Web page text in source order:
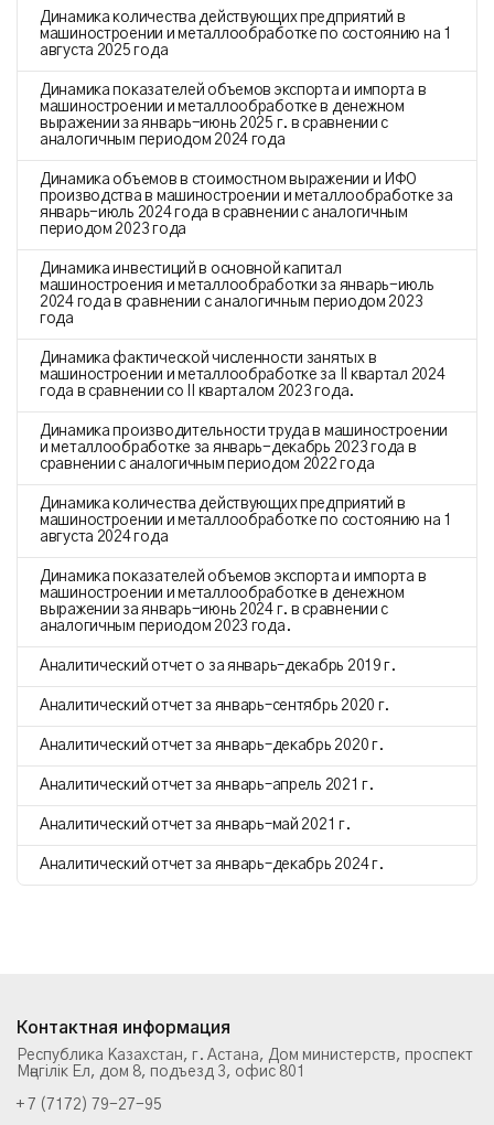
Динамика количества действующих предприятий в
машиностроении и металлообработке по состоянию на 1
августа 2025 года
Динамика показателей объемов экспорта и импорта в
машиностроении и металлообработке в денежном
выражении за январь-июнь 2025 г. в сравнении с
аналогичным периодом 2024 года
Динамика объемов в стоимостном выражении и ИФО
производства в машиностроении и металлообработке за
январь-июль 2024 года в сравнении с аналогичным
периодом 2023 года
Динамика инвестиций в основной капитал
машиностроения и металлообработки за январь-июль
2024 года в сравнении с аналогичным периодом 2023
года
Динамика фактической численности занятых в
машиностроении и металлообработке за II квартал 2024
года в сравнении со II кварталом 2023 года.
Динамика производительности труда в машиностроении
и металлообработке за январь-декабрь 2023 года в
сравнении с аналогичным периодом 2022 года
Динамика количества действующих предприятий в
машиностроении и металлообработке по состоянию на 1
августа 2024 года
Динамика показателей объемов экспорта и импорта в
машиностроении и металлообработке в денежном
выражении за январь-июнь 2024 г. в сравнении с
аналогичным периодом 2023 года.
Аналитический отчет о за январь–декабрь 2019 г.
Аналитический отчет за январь–сентябрь 2020 г.
Аналитический отчет за январь–декабрь 2020 г.
Аналитический отчет за январь–апрель 2021 г.
Аналитический отчет за январь–май 2021 г.
Аналитический отчет за январь–декабрь 2024 г.
Контактная информация
Республика Казахстан, г. Астана, Дом министерств, проспект
Мәңгілік Ел, дом 8, подъезд 3, офис 801
+ 7 (7172) 79-27-95